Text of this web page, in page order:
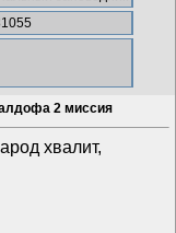
2 миссия
хвалит,